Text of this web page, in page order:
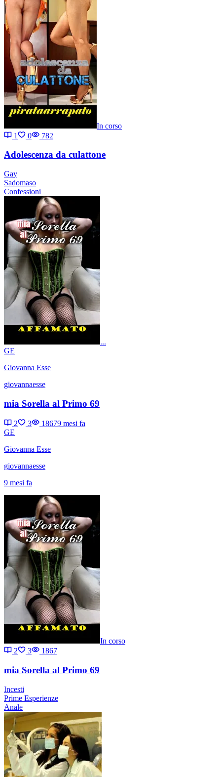
In corso
1
0 782
Adolescenza da culattone
Gay
Sadomaso
Confessioni
...
GE
Giovanna Esse
giovannaesse
mia Sorella al Primo 69
2 3 18679 mesi fa
GE
Giovanna Esse
giovannaesse
9 mesi fa
In corso
2
3 1867
mia Sorella al Primo 69
Incesti
Prime Esperienze
Anale